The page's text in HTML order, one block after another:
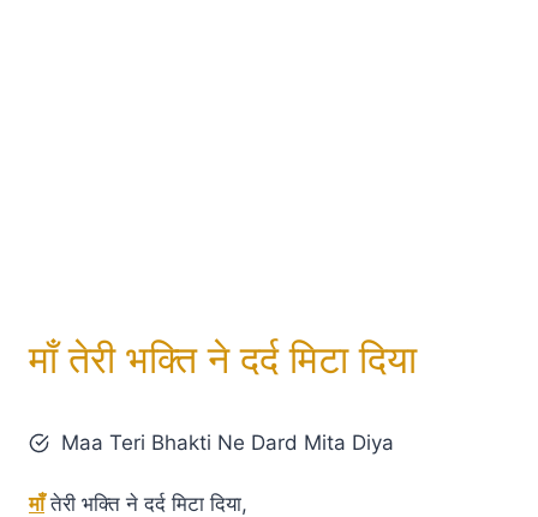
माँ तेरी भक्ति ने दर्द मिटा दिया
Maa Teri Bhakti Ne Dard Mita Diya
माँतेरी भक्ति ने दर्द मिटा दिया,